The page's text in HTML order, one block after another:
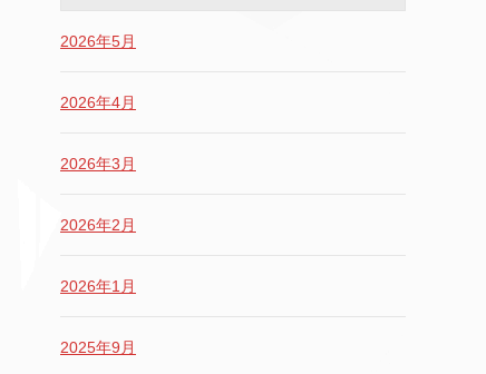
2026年5月
2026年4月
2026年3月
2026年2月
2026年1月
2025年9月